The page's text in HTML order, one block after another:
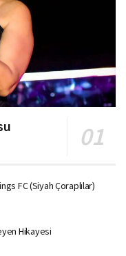
FC (Siyah Çoraplılar)
Hikayesi